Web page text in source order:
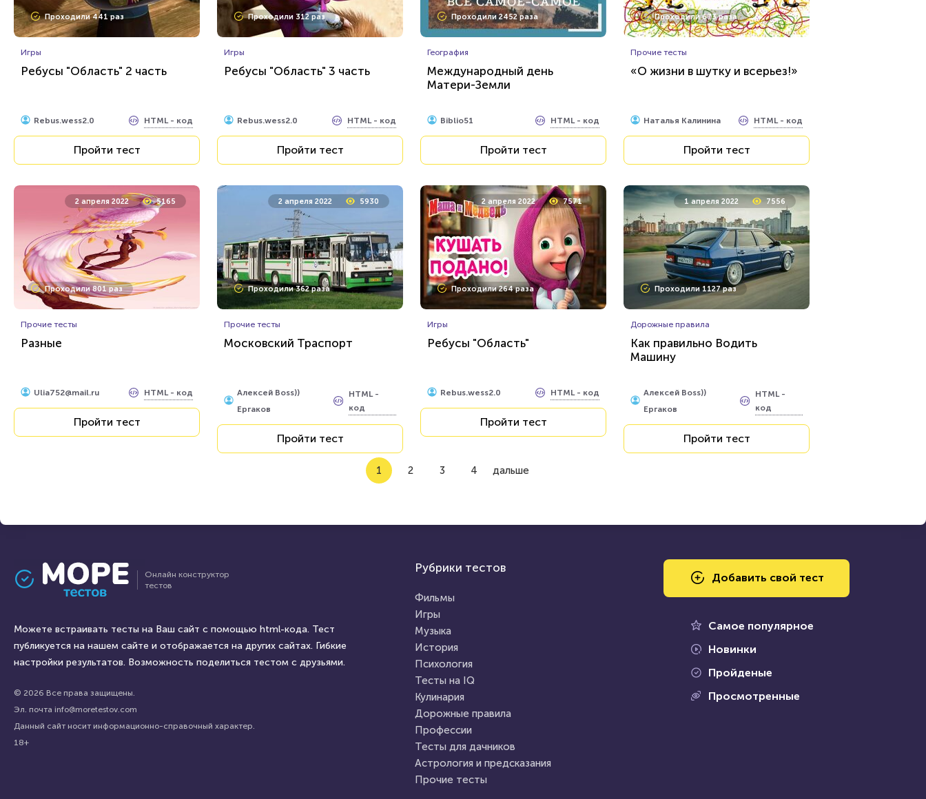
Проходили 441 раз
Игры
Ребусы "Область" 2 часть
Rebus.wess2.0 HTML - код
Пройти тест
Проходили 312 раз
Игры
Ребусы "Область" 3 часть
Rebus.wess2.0 HTML - код
Пройти тест
Проходили 2452 раза
География
Международный день
Матери-Земли
Biblio51 HTML - код
Пройти тест
Проходили 673 раза
Прочие тесты
«О жизни в шутку и всерьез!»
Наталья Калинина HTML - код
Пройти тест
2 апреля 2022 5165
Проходили 801 раз
Прочие тесты
Разные
Ulia752@mail.ru HTML - код
Пройти тест
2 апреля 2022 5930
Проходили 362 раза
Прочие тесты
Московский Траспорт
Алексей Boss))
Ергаков
HTML -
код
Пройти тест
2 апреля 2022 7571
Проходили 264 раза
Игры
Ребусы "Область"
Rebus.wess2.0 HTML - код
Пройти тест
1 апреля 2022 7556
Проходили 1127 раз
Дорожные правила
Как правильно Водить
Машину
Алексей Boss))
Ергаков
HTML -
код
Пройти тест
1 2 3 4 дальше
Онлайн конструктор
тестов
Можете встраивать тесты на Ваш сайт с помощью html-кода. Тест
публикуется на нашем сайте и отображается на других сайтах. Гибкие
настройки результатов. Возможность поделиться тестом с друзьями.
© 2026 Все права защищены.
Эл. почта info@moretestov.com
Данный сайт носит информационно-справочный характер.
18+
Рубрики тестов
Фильмы
Игры
Музыка
История
Психология
Тесты на IQ
Кулинария
Дорожные правила
Профессии
Тесты для дачников
Астрология и предсказания
Прочие тесты
Добавить свой тест
Самое популярное
Новинки
Пройденые
Просмотренные